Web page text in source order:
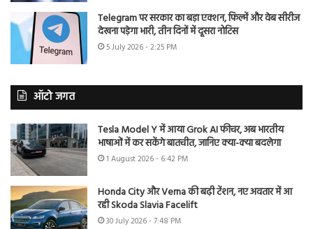
Telegram पर सरकार का बड़ा एक्शन, फिल्में और वेब सीरीज
देखना पड़ेगा भारी, तीन दिनों में दूसरा नोटिस
5 July 2026 - 2:25 PM
ऑटो जगत
Tesla Model Y में आया Grok AI फीचर, अब भारतीय
भाषाओं में कर सकेंगे बातचीत, जानिए क्या-क्या बदलेगा
1 August 2026 - 6:42 PM
Honda City और Verna की बढ़ी टेंशन, नए अवतार में आ
रही Skoda Slavia Facelift
30 July 2026 - 7:48 PM